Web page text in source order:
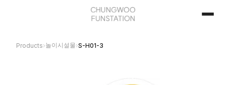
Products›놀이시설물›S-H01-3